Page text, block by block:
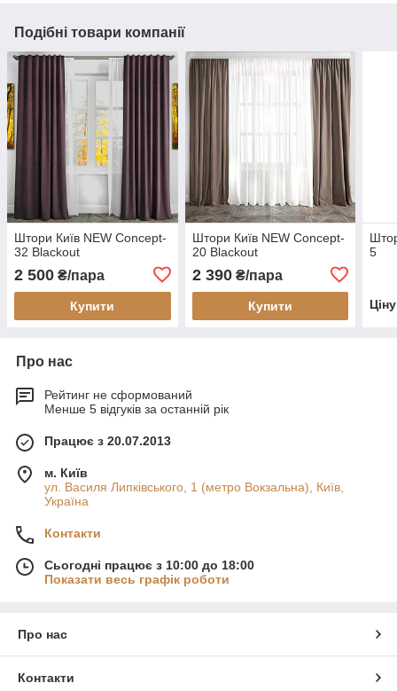
Подібні товари компанії
Штори Київ NEW Concept-
32 Blackout
2 500 ₴/пара
Купити
Штори Київ NEW Concept-
20 Blackout
2 390₴/пара
Купити
5
Про нас
Рейтинг не сформований
Менше 5 відгуків за останній рік
Працює з 20.07.2013
м. Київ
ул. Василя Липківського, 1 (метро Вокзальна), Київ,
Україна
Контакти
Сьогодні працює з 10:00 до 18:00
Показати весь графік роботи
Про нас
Контакти